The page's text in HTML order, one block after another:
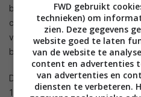
bovenkant, de in-display
camera aan de achterkant.
veranderingen verwachten. Zo
beschikking over de Qualcomm
Die wordt vergezeld door 6 tot
128 tot 256 GB aan interne
FWD gebruikt
technieken) om
zien. Deze gegevens
website goed te laten
van de website te
content en advertenties
van advertenties en
diensten te verbeteren.